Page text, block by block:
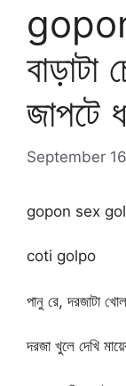
বাড়াটা
জাপটে
September
gopon sex golpo
coti golpo
পানু রে, দরজাটা
দরজা খুলে দেখি